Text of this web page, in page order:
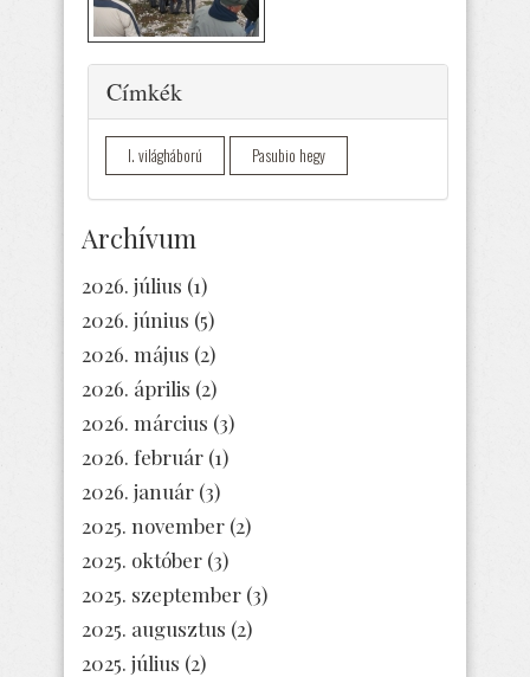
Elrejtés
Címkék
I. világháború Pasubio hegy
Archívum
2026. július (1)
2026. június (5)
2026. május (2)
2026. április (2)
2026. március (3)
2026. február (1)
2026. január (3)
2025. november (2)
2025. október (3)
2025. szeptember (3)
2025. augusztus (2)
2025. július (2)